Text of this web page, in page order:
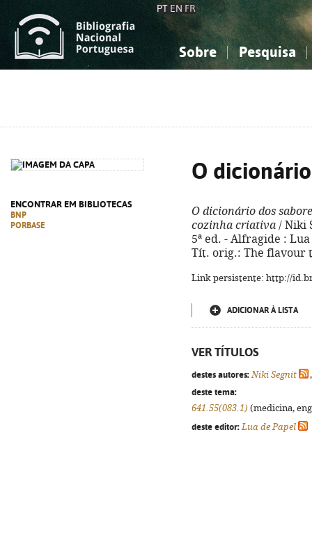
PT EN FR
Sobre Pesquisa
ENCONTRAR EM BIBLIOTECAS
BNP
PORBASE
O
O dicionário dos
cozinha criativa / Niki
5ª ed. - Alfragide :
Tít. orig.: The flavour
Link persistente: http://
ADICIONAR À LISTA
VER TÍTULOS
destes autores: Niki Segnit
deste tema:
641.55(083.1) (medicina,
deste editor: Lua de Papel